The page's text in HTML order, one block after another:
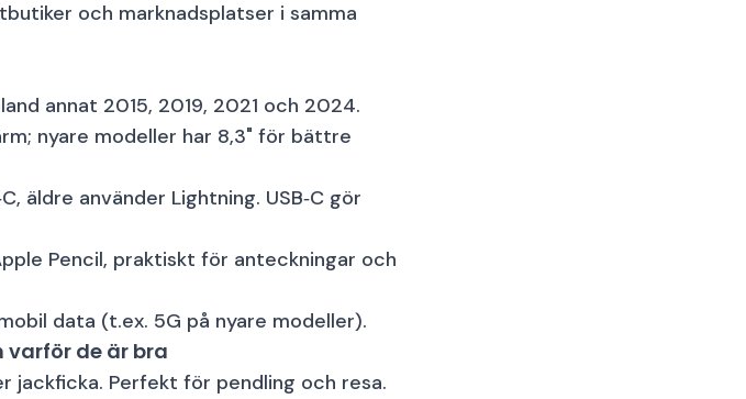
och marknadsplatser i samma
annat 2015, 2019, 2021 och 2024.
nyare modeller har 8,3" för bättre
äldre använder Lightning. USB‑C gör
Pencil, praktiskt för anteckningar och
data (t.ex. 5G på nyare modeller).
varför de är bra
jackficka. Perfekt för pendling och resa.